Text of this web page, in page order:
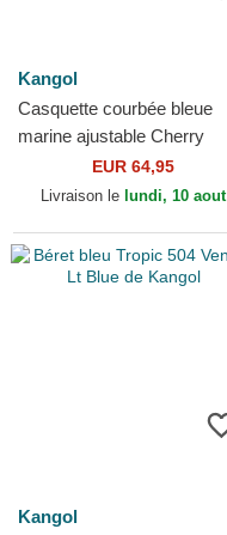
Kangol
Casquette courbée bleue
marine ajustable Cherry
Spacecap Kangol
EUR 64,95
Livraison le lundi, 10 aout
Kangol